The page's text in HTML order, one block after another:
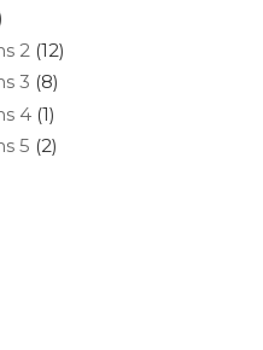
2 (12)
3 (8)
4 (1)
5 (2)